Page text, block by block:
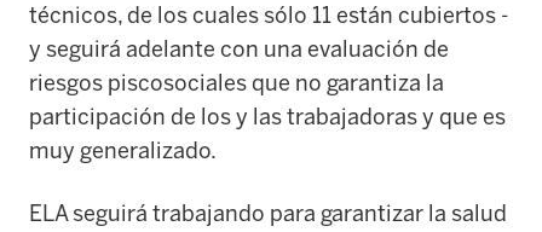
técnicos, de los cuales sólo 11 están cubiertos -
y seguirá adelante con una evaluación de
riesgos piscosociales que no garantiza la
participación de los y las trabajadoras y que es
muy generalizado.
ELA seguirá trabajando para garantizar la salud